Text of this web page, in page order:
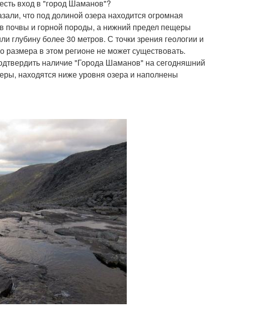
вход в "город Шаманов"?
что под долиной озера находится огромная
почвы и горной породы, а нижний предел пещеры
глубину более 30 метров. С точки зрения геологии и
размера в этом регионе не может существовать.
наличие "Города Шаманов" на сегодняшний
находятся ниже уровня озера и наполнены